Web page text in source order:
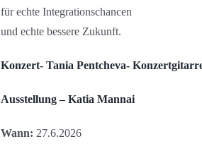
für echte Integrationschancen
und echte bessere Zukunft.
Konzert- Tania Pentcheva-
Ausstellung – Katia Mannai
Wann: 27.6.2026